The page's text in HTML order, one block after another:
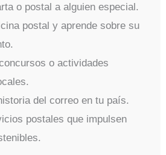
o postal a alguien especial.
postal y aprende sobre su
o actividades
del correo en tu país.
postales que impulsen